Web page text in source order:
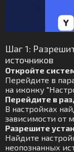
Шаг 1:
источников
Откройте
Перейдите в
на иконку
Перейдите в
В настройках
зависимости от
Разрешите
Найдите
неопознанных